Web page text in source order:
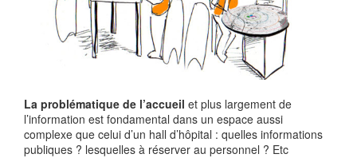
La problématique de l’accueil et plus largement de
l’information est fondamental dans un espace aussi
complexe que celui d’un hall d’hôpital : quelles informations
publiques ? lesquelles à réserver au personnel ? Etc